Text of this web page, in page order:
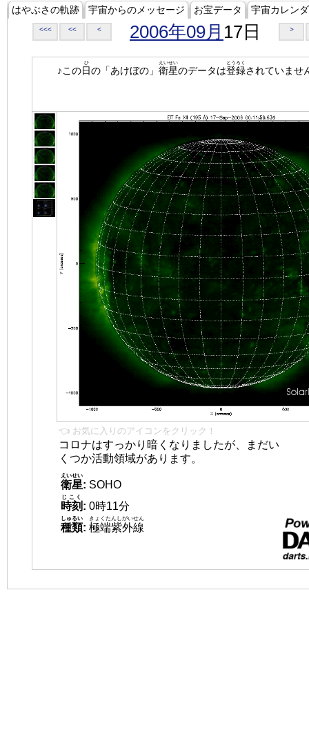
はやぶさの軌跡 宇宙からのメッセージ お宝データ 宇宙カレン
<<< << < 2006年09月 17日 >
♪この日
ひ
の「あけぼの」 衛星
えいせい
のデータは登録
とうろく
されていませ
👈 お気に入りのアイコンをクリック！
コロナはすっかり暗くなりましたが、まだい
くつか活動領域があります。
衛星
えいせい
: SOHO
時刻
じこく
: 0時11分
種類
しゅるい
: 極端紫外線
きょくたんしがいせん